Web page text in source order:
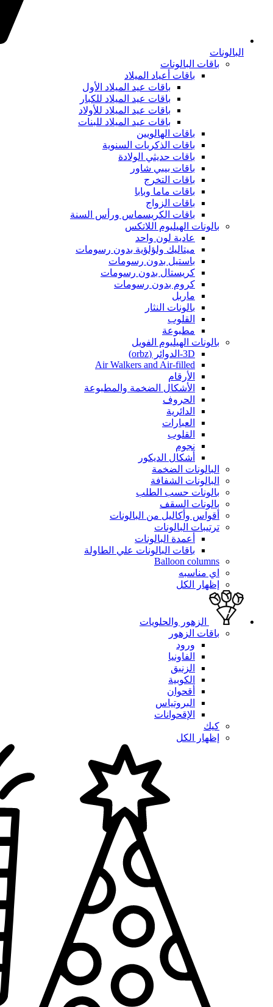
البالونات
باقات البالونات
باقات أعياد الميلاد
باقات عيد الميلاد الأول
باقات عيد الميلاد للكبار
باقات عيد الميلاد للأولاد
باقات عيد الميلاد للبنات
باقات الهالويين
باقات الذكريات السنوية
باقات حديثي الولادة
باقات بيبي شاور
باقات التخرج
باقات ماما وبابا
باقات الزواج
باقات الكريسماس ورأس السنة
بالونات الهيليوم اللاتكس
عادية لون واحد
ميتاليك ولؤلؤية بدون رسومات
باستيل بدون رسومات
كريستال بدون رسومات
كروم بدون رسومات
ماربل
بالونات النثار
القلوب
مطبوعة
بالونات الهيليوم الفويل
3D-الدوائر (orbz)
Air Walkers and Air-filled
الأرقام
الأشكال الضخمة والمطبوعة
الحروف
الدائرية
العبارات
القلوب
نجوم
أشكال الديكور
البالونات الضخمة
البالونات الشفافة
بالونات حسب الطلب
بالونات السقف
أقواس وأكاليل من البالونات
ترتيبات البالونات
أعمدة البالونات
باقات البالونات علي الطاولة
Balloon columns
اي مناسبه
إظهار الكل
الزهور والحلويات
باقات الزهور
ورود
الفاونيا
الزنبق
الكوبية
أقحوان
البروتياس
الإقحوانات
كيك
إظهار الكل